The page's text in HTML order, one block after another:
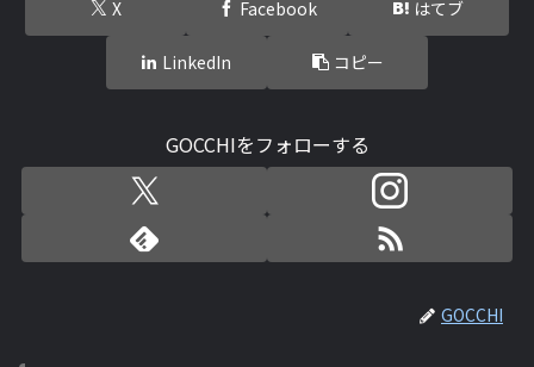
X Facebook はてブ
LinkedIn コピー
GOCCHIをフォローする
GOCCHI